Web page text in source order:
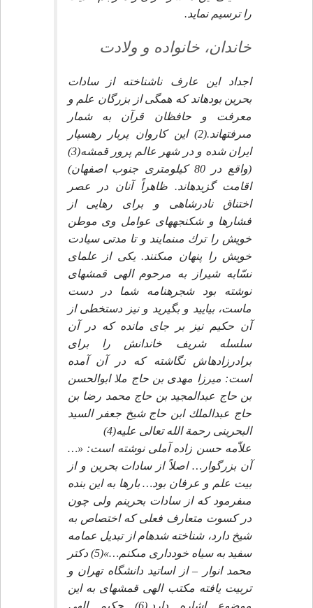
را ترسيم نمايد.
خاندان، خانواده و ولادت‏
اجداد اين عارف ناشناخته از سادات
بحرين بوده‏اند كه همگى از بزرگان علم و
معرفت و حافظان قرآن به شمار
مى‏رفته‏اند.(2) اين كاروان پربار رهسپار
ايران شده و در شهر عالم پرور قمشه(3)
(واقع در 80 كيلومترى جنوب اصفهان)
اقامت گزيده‏اند. ظاهراً آنان در عصر
اختناق نادرشاهى و براى رهايى از
فشارها و شكنجه‏هاى عوامل وى موطن
خويش را ترك مى‏نمايند و تا مدتى سيادت
خويش را پنهان مى‏كنند. يكى از علماى
نسّابه شيراز به مرحوم الهى قمشه‏اى
نوشته بود شجره‏نامه شما در دست
ماست، بياييد و بگيريد و نيز دستخطى از
آن حكيم نيز بر جاى مانده كه در آن
سلسله شريف خاندانش را براى
برادرزاده‏اش نگاشته كه در آن آمده
است: ميرزا مهدى بن حاج ملا ابوالحسن
بن حاج عبدالمجيد بن حاج محمد رضا بن
حاج عبدالملك ابن حاج شيخ جعفر السيد
البحرينى رحمة الله تعالى عليه(4)
علاّمه حسن زاده آملى نوشته است: «…
آن بزرگوار… اصلاً از سادات بحرين و از
بيت علم و عرفان بود… بارها به اين بنده
مى‏فرمود كه از سادات بحرينم ولى چون
در كسوت متعارف فعلى كه اختصاص به
شيخ دارد، شناخته شده‏ام از تبديل عمامه
سفيد به سياه خوددارى مى‏كنم…»(5) دكتر
محمد انوار – از اساتيد دانشگاه تهران و
تربيت يافته مكتب الهى قمشه‏اى به اين